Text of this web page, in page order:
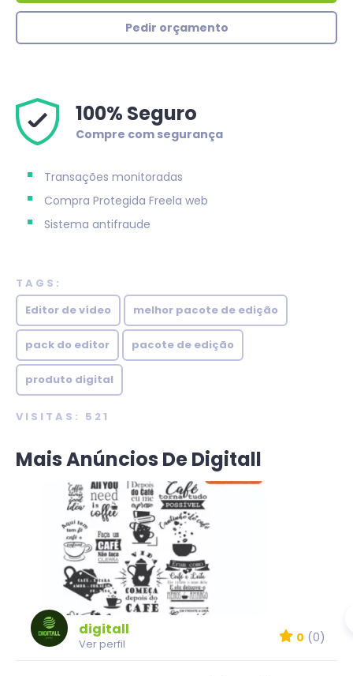
Pedir orçamento
100% Seguro
Compre com segurança
Transações monitoradas
Compra Protegida Freela web
Sistema antifraude
TAGS:
Editor de vídeo
melhor pacote de edição
pack do editor pacote de edição
produto digital
VISITAS: 521
Mais Anúncios De Digitall
digitall
Ver perfil 0 (0)